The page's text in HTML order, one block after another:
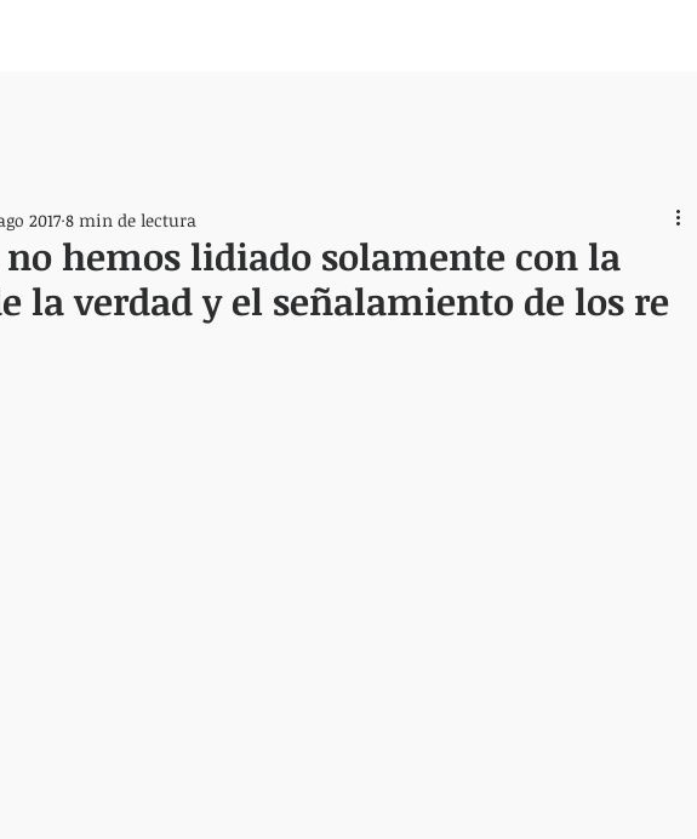
no hemos lidiado solamente con la
la verdad y el señalamiento de los re
2017 8 min de lectura